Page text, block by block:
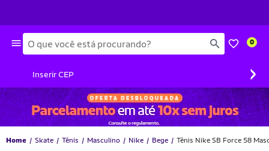
Busca 0
Inserir CEP ›
Home Skate Tênis Masculino Nike Bege Tênis Nike SB Force 58
-40% OFF